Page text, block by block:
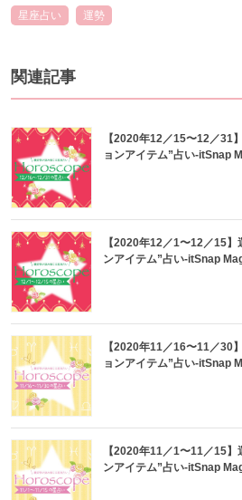
星座占い 運勢
関連記事
【2020年12／15〜12／31
ョンアイテム”占い-itSnap
【2020年12／1〜12／15
ンアイテム”占い-itSnap
【2020年11／16〜11／30
ョンアイテム”占い-itSnap
【2020年11／1〜11／15
ンアイテム”占い-itSnap